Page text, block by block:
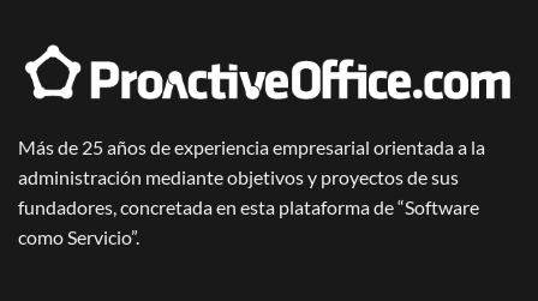
Más de 25 años de experiencia empresarial orientada a la
administración mediante objetivos y proyectos de sus
fundadores, concretada en esta plataforma de “Software
como Servicio”.